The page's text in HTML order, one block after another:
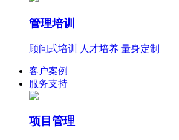
管理培训
顾问式培训 人才培养 量身定制
客户案例
服务支持
项目管理